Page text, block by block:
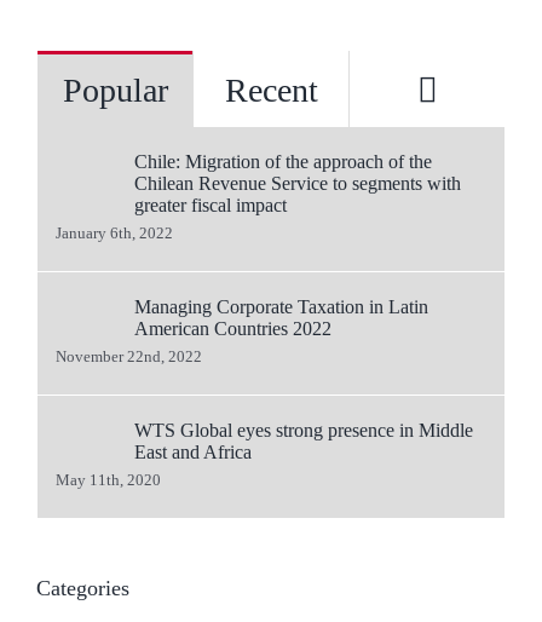
Popular Recent
Chile: Migration of the approach of the
Chilean Revenue Service to segments with
greater fiscal impact
January 6th, 2022
Managing Corporate Taxation in Latin
American Countries 2022
November 22nd, 2022
WTS Global eyes strong presence in Middle
East and Africa
May 11th, 2020
Categories